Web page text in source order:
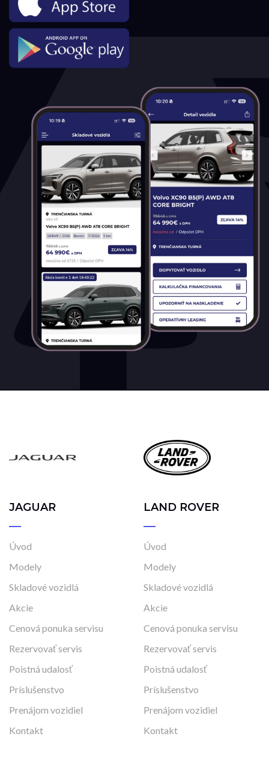
JAGUAR
Úvod
Modely
Skladové vozidlá
Akcie
Cenová ponuka servisu
Rezervovať servis
Poistná udalosť
Príslušenstvo
Prenájom vozidiel
Kontakt
LAND ROVER
Úvod
Modely
Skladové vozidlá
Akcie
Cenová ponuka servisu
Rezervovať servis
Poistná udalosť
Príslušenstvo
Prenájom vozidiel
Kontakt